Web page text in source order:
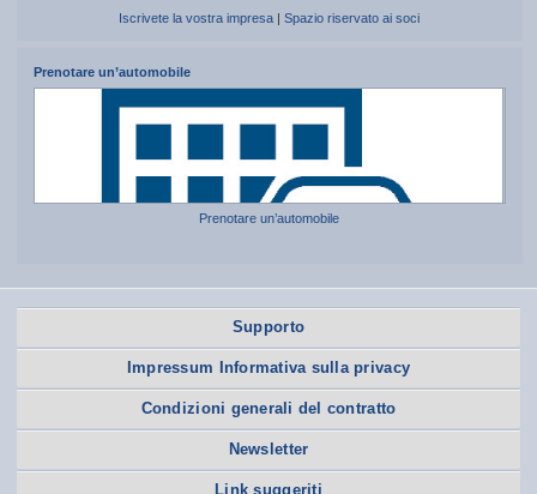
Iscrivete la vostra impresa |Spazio riservato ai soci
Prenotare un’automobile
Prenotare un’automobile
Supporto
Impressum Informativa sulla privacy
Condizioni generali del contratto
Newsletter
Link suggeriti